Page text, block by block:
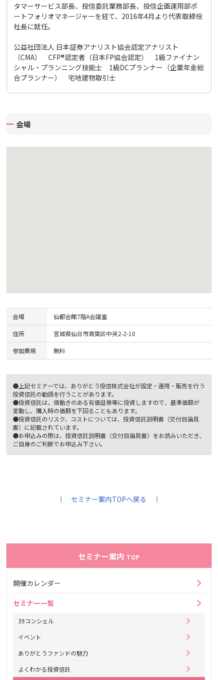
タマーサービス部長、投信委託業務部長、投信企画運用部ポ
ートフォリオマネージャーを経て、2016年4月より代表取締役
社長に就任。
公益社団法人 日本証券アナリスト協会認定アナリスト
（CMA） CFP®認定者（日本FP協会認定） 1級ファイナン
シャル・プランニング技能士 1級DCプランナー（企業年金総
合プランナー） 宅地建物取引士
会場
会場 仙都会館7階A会議室
住所 宮城県仙台市青葉区中央2-2-10
参加費用 無料
●上記セミナーでは、ありがとう投信株式会社が設定・運用・販売を行う
投資信託の勧誘を行うことがあります。
●投資信託は、値動きのある有価証券等に投資しますので、基準価額が
変動し、購入時の価額を下回ることもあります。
●投資信託のリスク、コストについては、投資信託説明書（交付目論見
書）に記載されています。
●お申込みの際は、投資信託説明書（交付目論見書）をお読みいただき、
ご自身のご判断でお申込み下さい。
｜セミナー案内TOPへ戻る ｜
セミナー案内 TOP
開催カレンダー
セミナー一覧
39コンシェル
イベント
ありがとうファンドの魅力
よくわかる投資信託